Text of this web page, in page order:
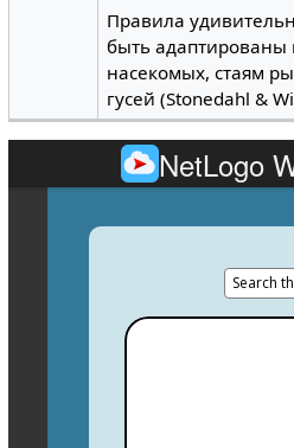
Правила
быть адаптированы
насекомых, стаям
гусей (Stonedahl &